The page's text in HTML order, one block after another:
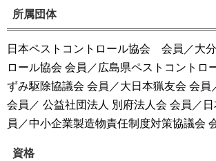
所属団体
日本ペストコントロール協会 会員／大
ロール協会 会員／広島県ペストコントロ
ずみ駆除協議会 会員／大日本猟友会 会員
会員／ 公益社団法人 別府法人会 会員／
員／中小企業製造物責任制度対策協議会
資格